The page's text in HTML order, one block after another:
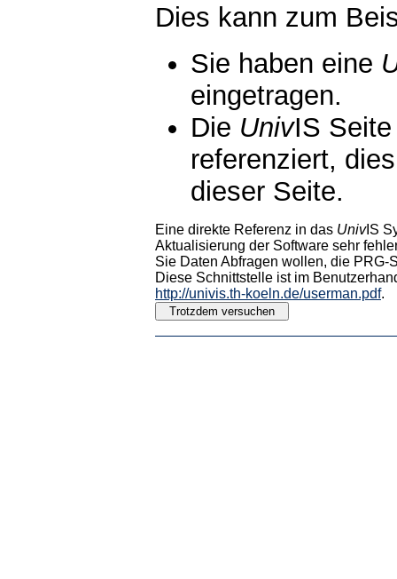
Dies kann zum
Sie haben eine
eingetragen.
Die UnivIS
referenziert,
dieser Seite.
Eine direkte Referenz in das UnivIS
Aktualisierung der Software sehr
Sie Daten Abfragen wollen, die PRG-
Diese Schnittstelle ist im
http://univis.th-koeln.de/userman.pdf.